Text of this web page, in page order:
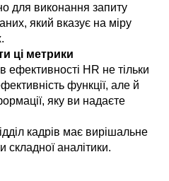
для виконання запиту
який вказує на міру
ці метрики
ефективності HR не тільки
функції, але й
яку ви надаєте
кадрів має вирішальне
складної аналітики.